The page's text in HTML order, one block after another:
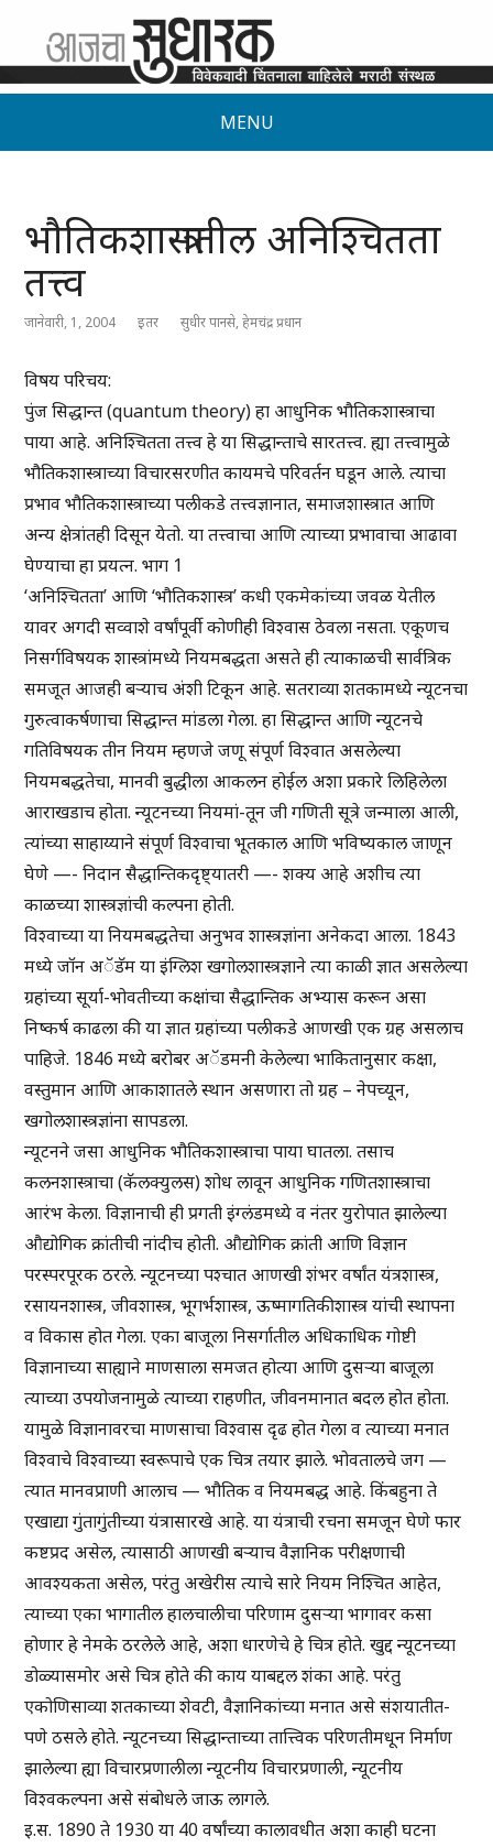
MENU
भौतिकशास्त्रातील अनिश्चितता
तत्त्व
जानेवारी, 1, 2004 इतर सुधीर पानसे, हेमचंद्र प्रधान
विषय परिचय:
पुंज सिद्धान्त (quantum theory) हा आधुनिक भौतिकशास्त्राचा
पाया आहे. अनिश्चितता तत्त्व हे या सिद्धान्ताचे सारतत्त्व. ह्या तत्त्वामुळे
भौतिकशास्त्राच्या विचारसरणीत कायमचे परिवर्तन घडून आले. त्याचा
प्रभाव भौतिकशास्त्राच्या पलीकडे तत्त्वज्ञानात, समाजशास्त्रात आणि
अन्य क्षेत्रांतही दिसून येतो. या तत्त्वाचा आणि त्याच्या प्रभावाचा आढावा
घेण्याचा हा प्रयत्न. भाग 1
‘अनिश्चितता’ आणि ‘भौतिकशास्त्र’ कधी एकमेकांच्या जवळ येतील
यावर अगदी सव्वाशे वर्षांपूर्वी कोणीही विश्वास ठेवला नसता. एकूणच
निसर्गविषयक शास्त्रांमध्ये नियमबद्धता असते ही त्याकाळची सार्वत्रिक
समजूत आजही बऱ्याच अंशी टिकून आहे. सतराव्या शतकामध्ये न्यूटनचा
गुरुत्वाकर्षणाचा सिद्धान्त मांडला गेला. हा सिद्धान्त आणि न्यूटनचे
गतिविषयक तीन नियम म्हणजे जणू संपूर्ण विश्वात असलेल्या
नियमबद्धतेचा, मानवी बुद्धीला आकलन होईल अशा प्रकारे लिहिलेला
आराखडाच होता. न्यूटनच्या नियमां-तून जी गणिती सूत्रे जन्माला आली,
त्यांच्या साहाय्याने संपूर्ण विश्वाचा भूतकाल आणि भविष्यकाल जाणून
घेणे —- निदान सैद्धान्तिकदृष्ट्यातरी —- शक्य आहे अशीच त्या
काळच्या शास्त्रज्ञांची कल्पना होती.
विश्वाच्या या नियमबद्धतेचा अनुभव शास्त्रज्ञांना अनेकदा आला. 1843
मध्ये जॉन अॅडॅम या इंग्लिश खगोलशास्त्रज्ञाने त्या काळी ज्ञात असलेल्या
ग्रहांच्या सूर्या-भोवतीच्या कक्षांचा सैद्धान्तिक अभ्यास करून असा
निष्कर्ष काढला की या ज्ञात ग्रहांच्या पलीकडे आणखी एक ग्रह असलाच
पाहिजे. 1846 मध्ये बरोबर अॅडमनी केलेल्या भाकितानुसार कक्षा,
वस्तुमान आणि आकाशातले स्थान असणारा तो ग्रह – नेपच्यून,
खगोलशास्त्रज्ञांना सापडला.
न्यूटनने जसा आधुनिक भौतिकशास्त्राचा पाया घातला. तसाच
कलनशास्त्राचा (कॅलक्युलस) शोध लावून आधुनिक गणितशास्त्राचा
आरंभ केला. विज्ञानाची ही प्रगती इंग्लंडमध्ये व नंतर युरोपात झालेल्या
औद्योगिक क्रांतीची नांदीच होती. औद्योगिक क्रांती आणि विज्ञान
परस्परपूरक ठरले. न्यूटनच्या पश्चात आणखी शंभर वर्षांत यंत्रशास्त्र,
रसायनशास्त्र, जीवशास्त्र, भूगर्भशास्त्र, ऊष्मागतिकीशास्त्र यांची स्थापना
व विकास होत गेला. एका बाजूला निसर्गातील अधिकाधिक गोष्टी
विज्ञानाच्या साह्याने माणसाला समजत होत्या आणि दुसऱ्या बाजूला
त्याच्या उपयोजनामुळे त्याच्या राहणीत, जीवनमानात बदल होत होता.
यामुळे विज्ञानावरचा माणसाचा विश्वास दृढ होत गेला व त्याच्या मनात
विश्वाचे विश्वाच्या स्वरूपाचे एक चित्र तयार झाले. भोवतालचे जग —
त्यात मानवप्राणी आलाच — भौतिक व नियमबद्ध आहे. किंबहुना ते
एखाद्या गुंतागुंतीच्या यंत्रासारखे आहे. या यंत्राची रचना समजून घेणे फार
कष्टप्रद असेल, त्यासाठी आणखी बऱ्याच वैज्ञानिक परीक्षणाची
आवश्यकता असेल, परंतु अखेरीस त्याचे सारे नियम निश्चित आहेत,
त्याच्या एका भागातील हालचालीचा परिणाम दुसऱ्या भागावर कसा
होणार हे नेमके ठरलेले आहे, अशा धारणेचे हे चित्र होते. खुद्द न्यूटनच्या
डोळ्यासमोर असे चित्र होते की काय याबद्दल शंका आहे. परंतु
एकोणिसाव्या शतकाच्या शेवटी, वैज्ञानिकांच्या मनात असे संशयातीत-
पणे ठसले होते. न्यूटनच्या सिद्धान्ताच्या तात्त्विक परिणतीमधून निर्माण
झालेल्या ह्या विचारप्रणालीला न्यूटनीय विचारप्रणाली, न्यूटनीय
विश्वकल्पना असे संबोधले जाऊ लागले.
इ.स. 1890 ते 1930 या 40 वर्षांच्या कालावधीत अशा काही घटना